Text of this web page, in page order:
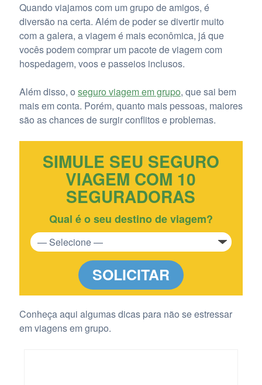
Quando viajamos com um grupo de amigos, é
diversão na certa. Além de poder se divertir muito
com a galera, a viagem é mais econômica, já que
vocês podem comprar um pacote de viagem com
hospedagem, voos e passeios inclusos.
Além disso, o seguro viagem em grupo, que sai bem
mais em conta. Porém, quanto mais pessoas, maiores
são as chances de surgir conflitos e problemas.
SIMULE SEU SEGURO
VIAGEM COM 10
SEGURADORAS
Qual é o seu destino de viagem?
SOLICITAR
Conheça aqui algumas dicas para não se estressar
em viagens em grupo.